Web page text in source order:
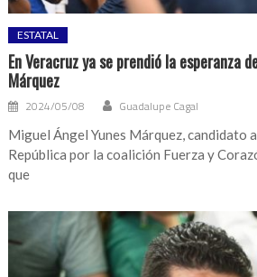
ESTATAL
En Veracruz ya se prendió la esperanza
Márquez
2024/05/08 Guadalupe Cagal
Miguel Ángel Yunes Márquez, candidato
República por la coalición Fuerza y
que